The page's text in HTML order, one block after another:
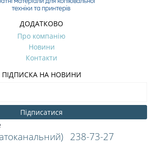
ДОДАТКОВО
Про компанію
Новини
Контакти
ПІДПИСКА НА НОВИНИ
Підписатися
238-73-27